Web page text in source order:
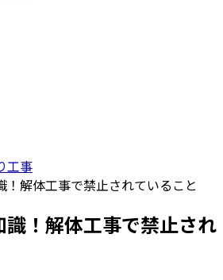
工事
！解体工事で禁止されていること
！解体工事で禁止され